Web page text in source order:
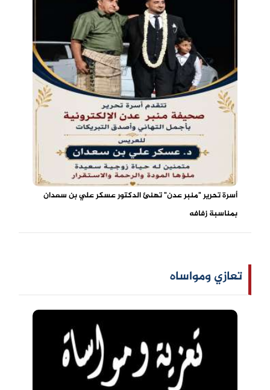
أسرة تحرير "منبر عدن" تهنئ الدكتور عسكر علي بن سعدان
بمناسبة زفافه
تعازي ومواساه